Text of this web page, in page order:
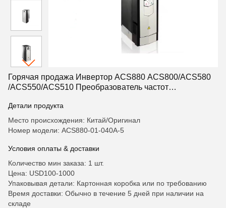
Горячая продажа Инвертор ACS880 ACS800/ACS580
/ACS550/ACS510 Преобразователь частот
Детали продукта
Место происхождения: Китай/Оригинал
Номер модели: ACS880-01-040A-5
Условия оплаты & доставки
Количество мин заказа: 1 шт.
Цена: USD100-1000
Упаковывая детали: Картонная коробка или по требованию
Время доставки: Обычно в течение 5 дней при наличии на
складе